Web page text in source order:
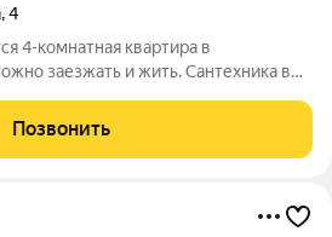
,4
4-комнатная квартира в
заезжать и жить. Сантехника в
Есть как балкон, так и
- при
Позвонить